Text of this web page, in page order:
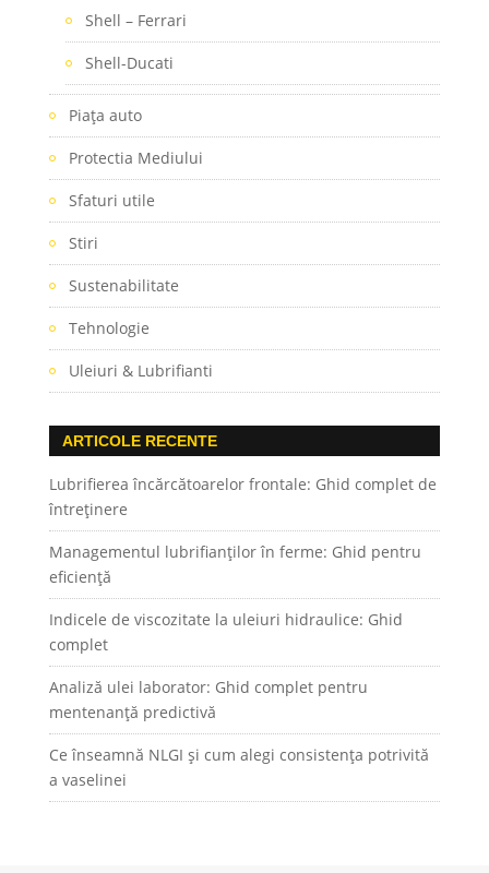
Shell – Ferrari
Shell-Ducati
Piaţa auto
Protectia Mediului
Sfaturi utile
Stiri
Sustenabilitate
Tehnologie
Uleiuri & Lubrifianti
ARTICOLE RECENTE
Lubrifierea încărcătoarelor frontale: Ghid complet de
întreținere
Managementul lubrifianților în ferme: Ghid pentru
eficiență
Indicele de viscozitate la uleiuri hidraulice: Ghid
complet
Analiză ulei laborator: Ghid complet pentru
mentenanță predictivă
Ce înseamnă NLGI și cum alegi consistența potrivită
a vaselinei